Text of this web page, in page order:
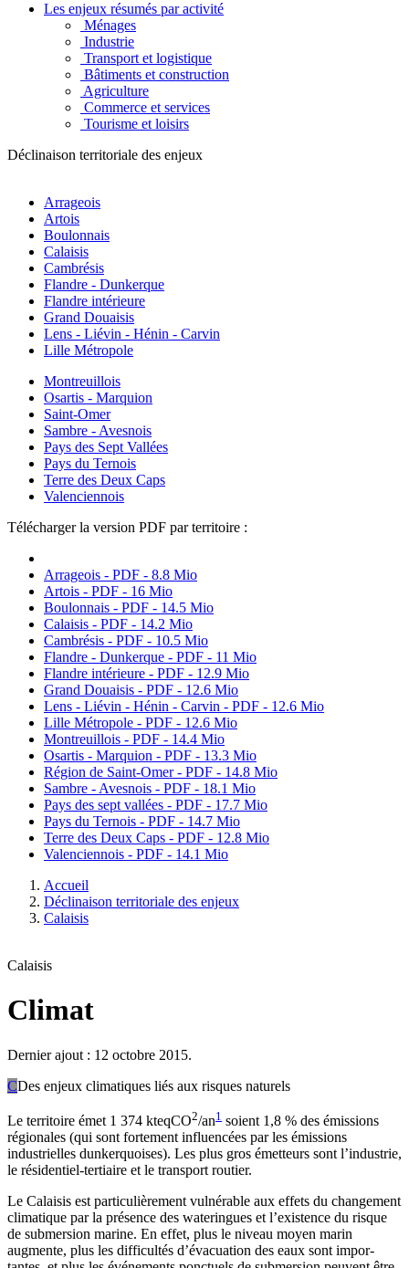
Les enjeux résumés par activité
Ménages
Industrie
Transport et logistique
Bâtiments et construction
Agriculture
Commerce et services
Tourisme et loisirs
Déclinaison territoriale des enjeux
Arrageois
Artois
Boulonnais
Calaisis
Cambrésis
Flandre - Dunkerque
Flandre intérieure
Grand Douaisis
Lens - Liévin - Hénin - Carvin
Lille Métropole
Montreuillois
Osartis - Marquion
Saint-Omer
Sambre - Avesnois
Pays des Sept Vallées
Pays du Ternois
Terre des Deux Caps
Valenciennois
Télécharger la version PDF par territoire :
Arrageois - PDF - 8.8 Mio
Artois - PDF - 16 Mio
Boulonnais - PDF - 14.5 Mio
Calaisis - PDF - 14.2 Mio
Cambrésis - PDF - 10.5 Mio
Flandre - Dunkerque - PDF - 11 Mio
Flandre intérieure - PDF - 12.9 Mio
Grand Douaisis - PDF - 12.6 Mio
Lens - Liévin - Hénin - Carvin - PDF - 12.6 Mio
Lille Métropole - PDF - 12.6 Mio
Montreuillois - PDF - 14.4 Mio
Osartis - Marquion - PDF - 13.3 Mio
Région de Saint-Omer - PDF - 14.8 Mio
Sambre - Avesnois - PDF - 18.1 Mio
Pays des sept vallées - PDF - 17.7 Mio
Pays du Ternois - PDF - 14.7 Mio
Terre des Deux Caps - PDF - 12.8 Mio
Valenciennois - PDF - 14.1 Mio
Accueil
Déclinaison territoriale des enjeux
Calaisis
Calaisis
Climat
Dernier ajout : 12 octobre 2015.
CDes enjeux climatiques liés aux risques naturels
Le territoire émet 1 374 kteqCO2/an1 soient 1,8 % des émissions
régionales (qui sont fortement influencées par les émissions
industrielles dunkerquoises). Les plus gros émetteurs sont l’industrie,
le résidentiel-tertiaire et le transport routier.
Le Calaisis est particulièrement vulnérable aux effets du change­ment
climatique par la présence des wateringues et l’existence du risque
de submersion marine. En effet, plus le niveau moyen marin
augmente, plus les difficultés d’évacuation des eaux sont impor­